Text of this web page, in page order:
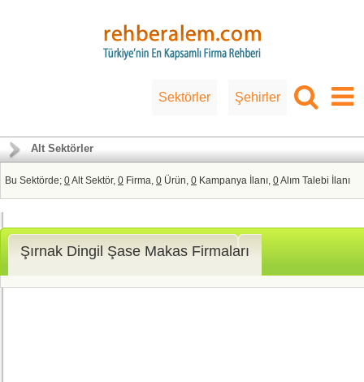
Sektörler Şehirler
Alt Sektörler
Bu Sektörde; 0Alt Sektör, 0 Firma, 0 Ürün, 0 Kampanya İlanı, 0Alım Talebi İlanı
Şırnak Dingil Şase Makas Firmaları